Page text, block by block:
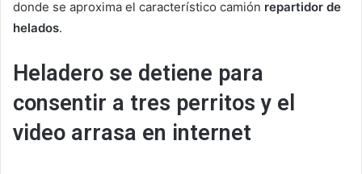
donde se aproxima el característico camión repartidor de
helados.
Heladero se detiene para
consentir a tres perritos y el
video arrasa en internet